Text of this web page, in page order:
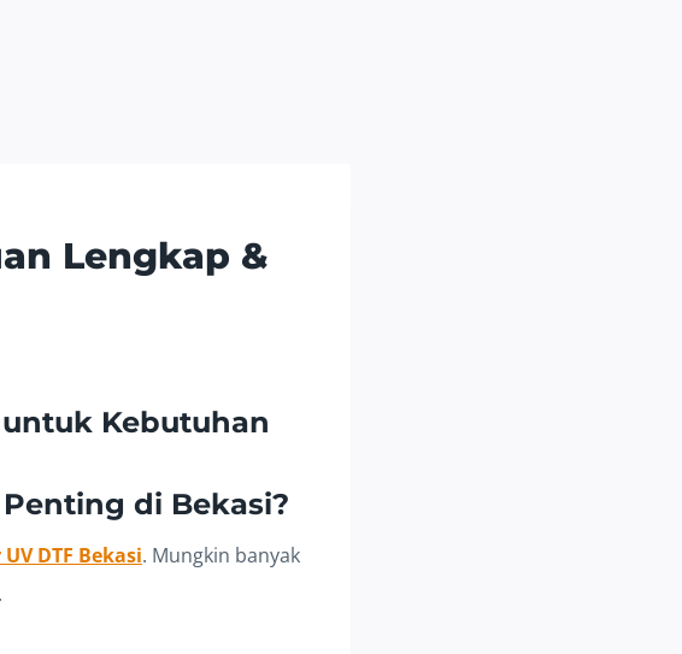
Lengkap &
untuk Kebutuhan
di Bekasi?
DTF Bekasi. Mungkin banyak